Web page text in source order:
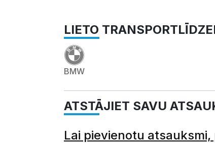
LIETO
BMW
ATSTĀJIET SAVU
Lai pievienotu atsauksmi,